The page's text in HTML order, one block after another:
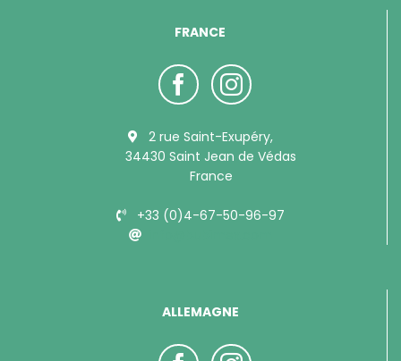
FRANCE
2 rue Saint-Exupéry,
34430 Saint Jean de Védas
France
+33 (0)4-67-50-96-97
ALLEMAGNE